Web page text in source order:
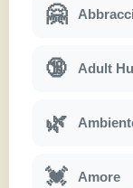
🤗 Abbracci
🔞 Adult
🌿
💓 Amore